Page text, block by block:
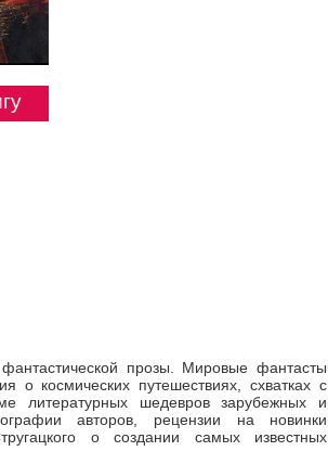
прозы. Мировые фантасты
о космических путешествиях, схватках с
литературных шедевров зарубежных и
авторов, рецензии на новинки
о создании самых известных